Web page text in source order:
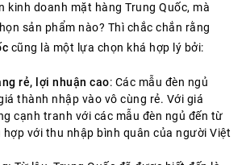
kinh doanh mặt hàng Trung Quốc, mà
sản phẩm nào? Thì chắc chắn rằng
cũng là một lựa chọn khá hợp lý bởi:
rẻ, lợi nhuận cao: Các mẫu đèn ngủ
thành nhập vào vô cùng rẻ. Với giá
cạnh tranh với các mẫu đèn ngủ đến từ
hợp với thu nhập bình quân của người Việt